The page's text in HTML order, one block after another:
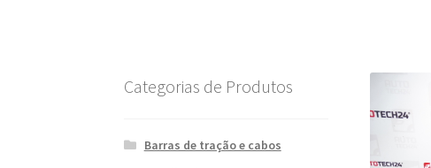
Categorias de Produtos
Barras de tração e cabos